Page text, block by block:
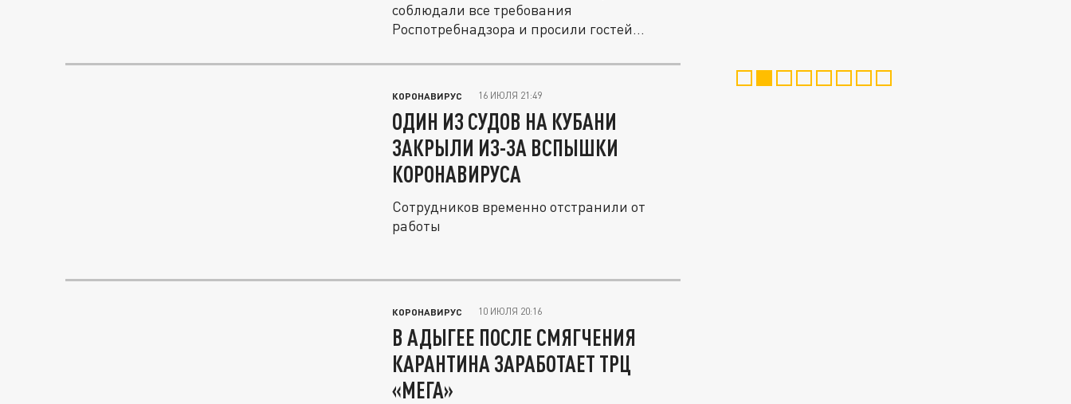
соблюдали все требования
Роспотребнадзора и просили гостей
КОРОНАВИРУС 16 ИЮЛЯ 21:49
ОДИН ИЗ СУДОВ НА КУБАНИ
ЗАКРЫЛИ ИЗ-ЗА ВСПЫШКИ
КОРОНАВИРУСА
Сотрудников временно отстранили от
работы
КОРОНАВИРУС 10 ИЮЛЯ 20:16
В АДЫГЕЕ ПОСЛЕ СМЯГЧЕНИЯ
КАРАНТИНА ЗАРАБОТАЕТ ТРЦ
«МЕГА»